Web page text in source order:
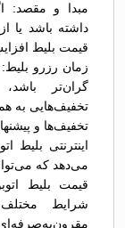
مبدا و مقصد:
داشته باشد یا
قیمت بلیط
زمان رزرو
گران‌تر
تخفیف‌هایی به
تخفیف‌ها و
اینترنتی بلیط
می‌دهد که
قیمت بلیط
شرایط